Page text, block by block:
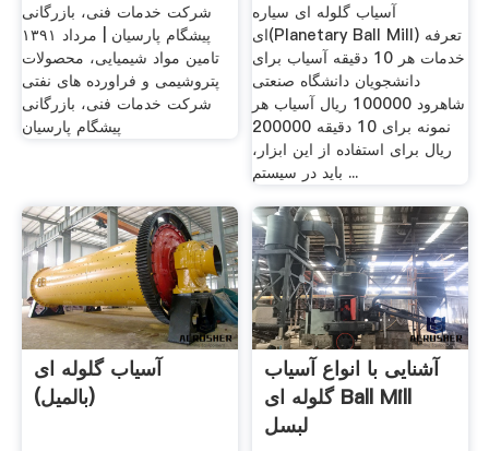
شرکت خدمات فنی، بازرگانی
پیشگام پارسیان | مرداد ۱۳۹۱
تامین مواد شیمیایی، محصولات
پتروشیمی و فراورده های نفتی
شرکت خدمات فنی، بازرگانی
پیشگام پارسیان
آسیاب گلوله ای سیاره
ای(Planetary Ball Mill) تعرفه
خدمات هر 10 دقیقه آسیاب برای
دانشجویان دانشگاه صنعتی
شاهرود 100000 ریال آسیاب هر
نمونه برای 10 دقیقه 200000
ریال برای استفاده از این ابزار،
باید در سیستم ...
آسیاب گلوله ای
(بالمیل)
آشنایی با انواع آسیاب
گلوله ای Ball Mill
لبسل